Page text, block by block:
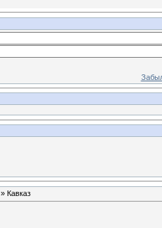
» Кавказ